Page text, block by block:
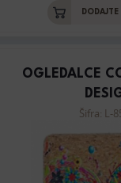
OGLEDALCE
Šifra: L-